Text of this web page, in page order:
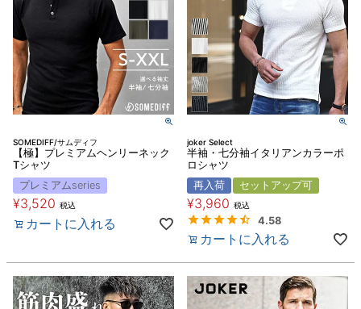
SOMEDIFF/サムディフ
【極】プレミアムヘンリーネック
Tシャツ
プレミアムseries
¥3,520 税込
カートに入れる
joker Select
半袖・七分袖イタリアンカラーポ
ロシャツ
再入荷
セットアップ可
¥3,960 税込
4.58
カートに入れる